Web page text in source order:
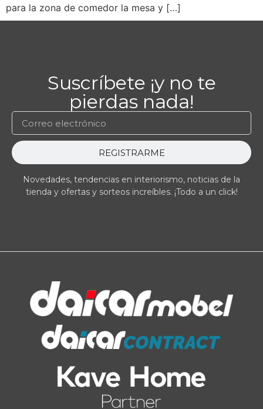
para la zona de comedor la mesa y […]
Suscríbete ¡y no te
pierdas nada!
REGISTRARME
Novedades, tendencias en interiorismo, noticias de la
tienda y ofertas y sorteos increíbles. ¡Todo a un click!